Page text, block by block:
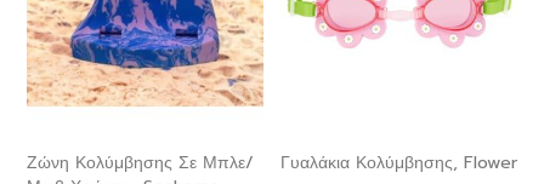
Ζώνη Κολύμβησης Σε Μπλε/
Γυαλάκια Κολύμβησης, Flower